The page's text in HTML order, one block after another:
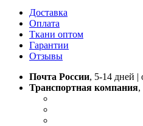
Доставка
Оплата
Ткани оптом
Гарантии
Отзывы
Почта России, 5-14 дней |
Транспортная компания,